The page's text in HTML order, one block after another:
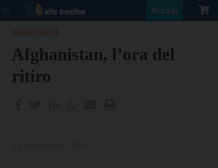
Accedi
Afghanistan, l’ora del
ritiro